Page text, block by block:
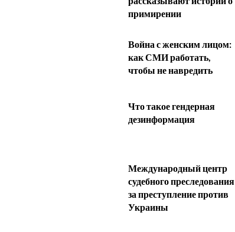
примирении
Война с женским лицом:
как СМИ работать,
чтобы не навредить
Что такое гендерная
дезинформация
Международный центр
судебного преследования
за преступление против
Украины